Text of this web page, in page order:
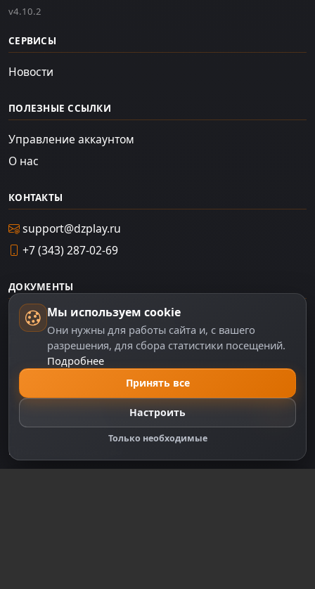
v4.10.2
СЕРВИСЫ
Новости
ПОЛЕЗНЫЕ ССЫЛКИ
Управление аккаунтом
О нас
КОНТАКТЫ
support@dzplay.ru
+7 (343) 287-02-69
ДОКУМЕНТЫ
Пользовательское соглашение
Политика персональных данных
Правила оплаты
Настройки cookie
Правообладателям
Правила сообщества
Мы используем cookie
Они нужны для работы сайта и, с вашего
разрешения, для сбора статистики посещений.
Подробнее
Принять все
Настроить
Только необходимые